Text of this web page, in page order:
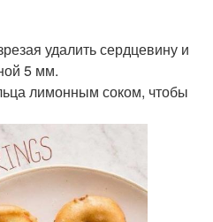
удалить сердцевину и
5 мм.
лимонным соком, чтобы